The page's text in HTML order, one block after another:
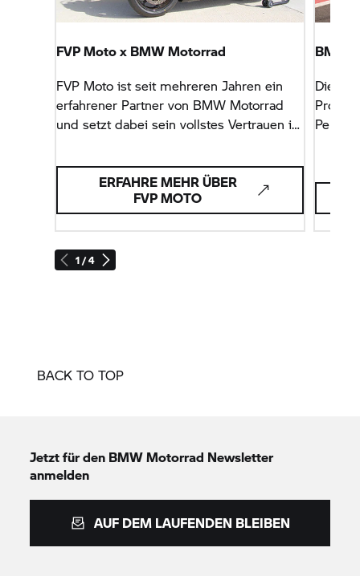
1 / 4
FVP Moto x BMW Motorrad
FVP Moto ist seit mehreren Jahren ein
erfahrener Partner von BMW Motorrad
und setzt dabei sein vollstes Vertrauen in
ERFAHRE MEHR ÜBER
FVP MOTO
BMW
Die
BACK TO TOP
Jetzt für den BMW Motorrad Newsletter
anmelden
AUF DEM LAUFENDEN BLEIBEN